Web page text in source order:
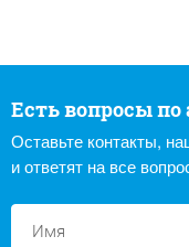
Есть вопросы по
Оставьте контакты,
и ответят на все